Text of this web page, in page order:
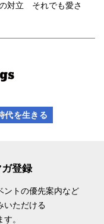
対立 それでも愛さ
代を生きる
ガ登録
ントの優先案内など
いただける
。